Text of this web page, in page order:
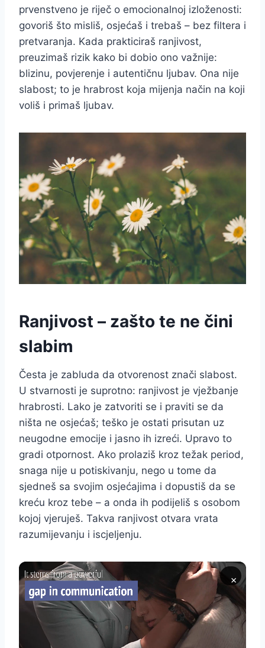
prvenstveno je riječ o emocionalnoj izloženosti:
govoriš što misliš, osjećaš i trebaš – bez filtera i
pretvaranja. Kada prakticiraš ranjivost,
preuzimaš rizik kako bi dobio ono važnije:
blizinu, povjerenje i autentičnu ljubav. Ona nije
slabost; to je hrabrost koja mijenja način na koji
voliš i primaš ljubav.
Ranjivost – zašto te ne čini
slabim
Česta je zabluda da otvorenost znači slabost.
U stvarnosti je suprotno: ranjivost je vježbanje
hrabrosti. Lako je zatvoriti se i praviti se da
ništa ne osjećaš; teško je ostati prisutan uz
neugodne emocije i jasno ih izreći. Upravo to
gradi otpornost. Ako prolaziš kroz težak period,
snaga nije u potiskivanju, nego u tome da
sjedneš sa svojim osjećajima i dopustiš da se
kreću kroz tebe – a onda ih podijeliš s osobom
kojoj vjeruješ. Takva ranjivost otvara vrata
razumijevanju i iscjeljenju.
×